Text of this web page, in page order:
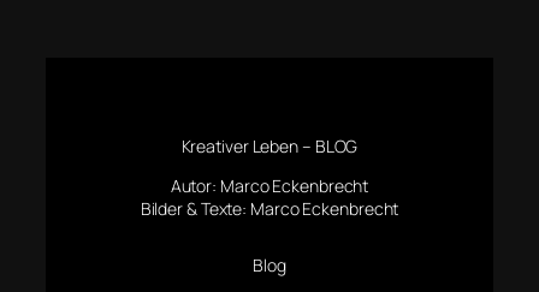
Kreativer Leben – BLOG
Autor: Marco Eckenbrecht
Bilder & Texte: Marco Eckenbrecht
Blog